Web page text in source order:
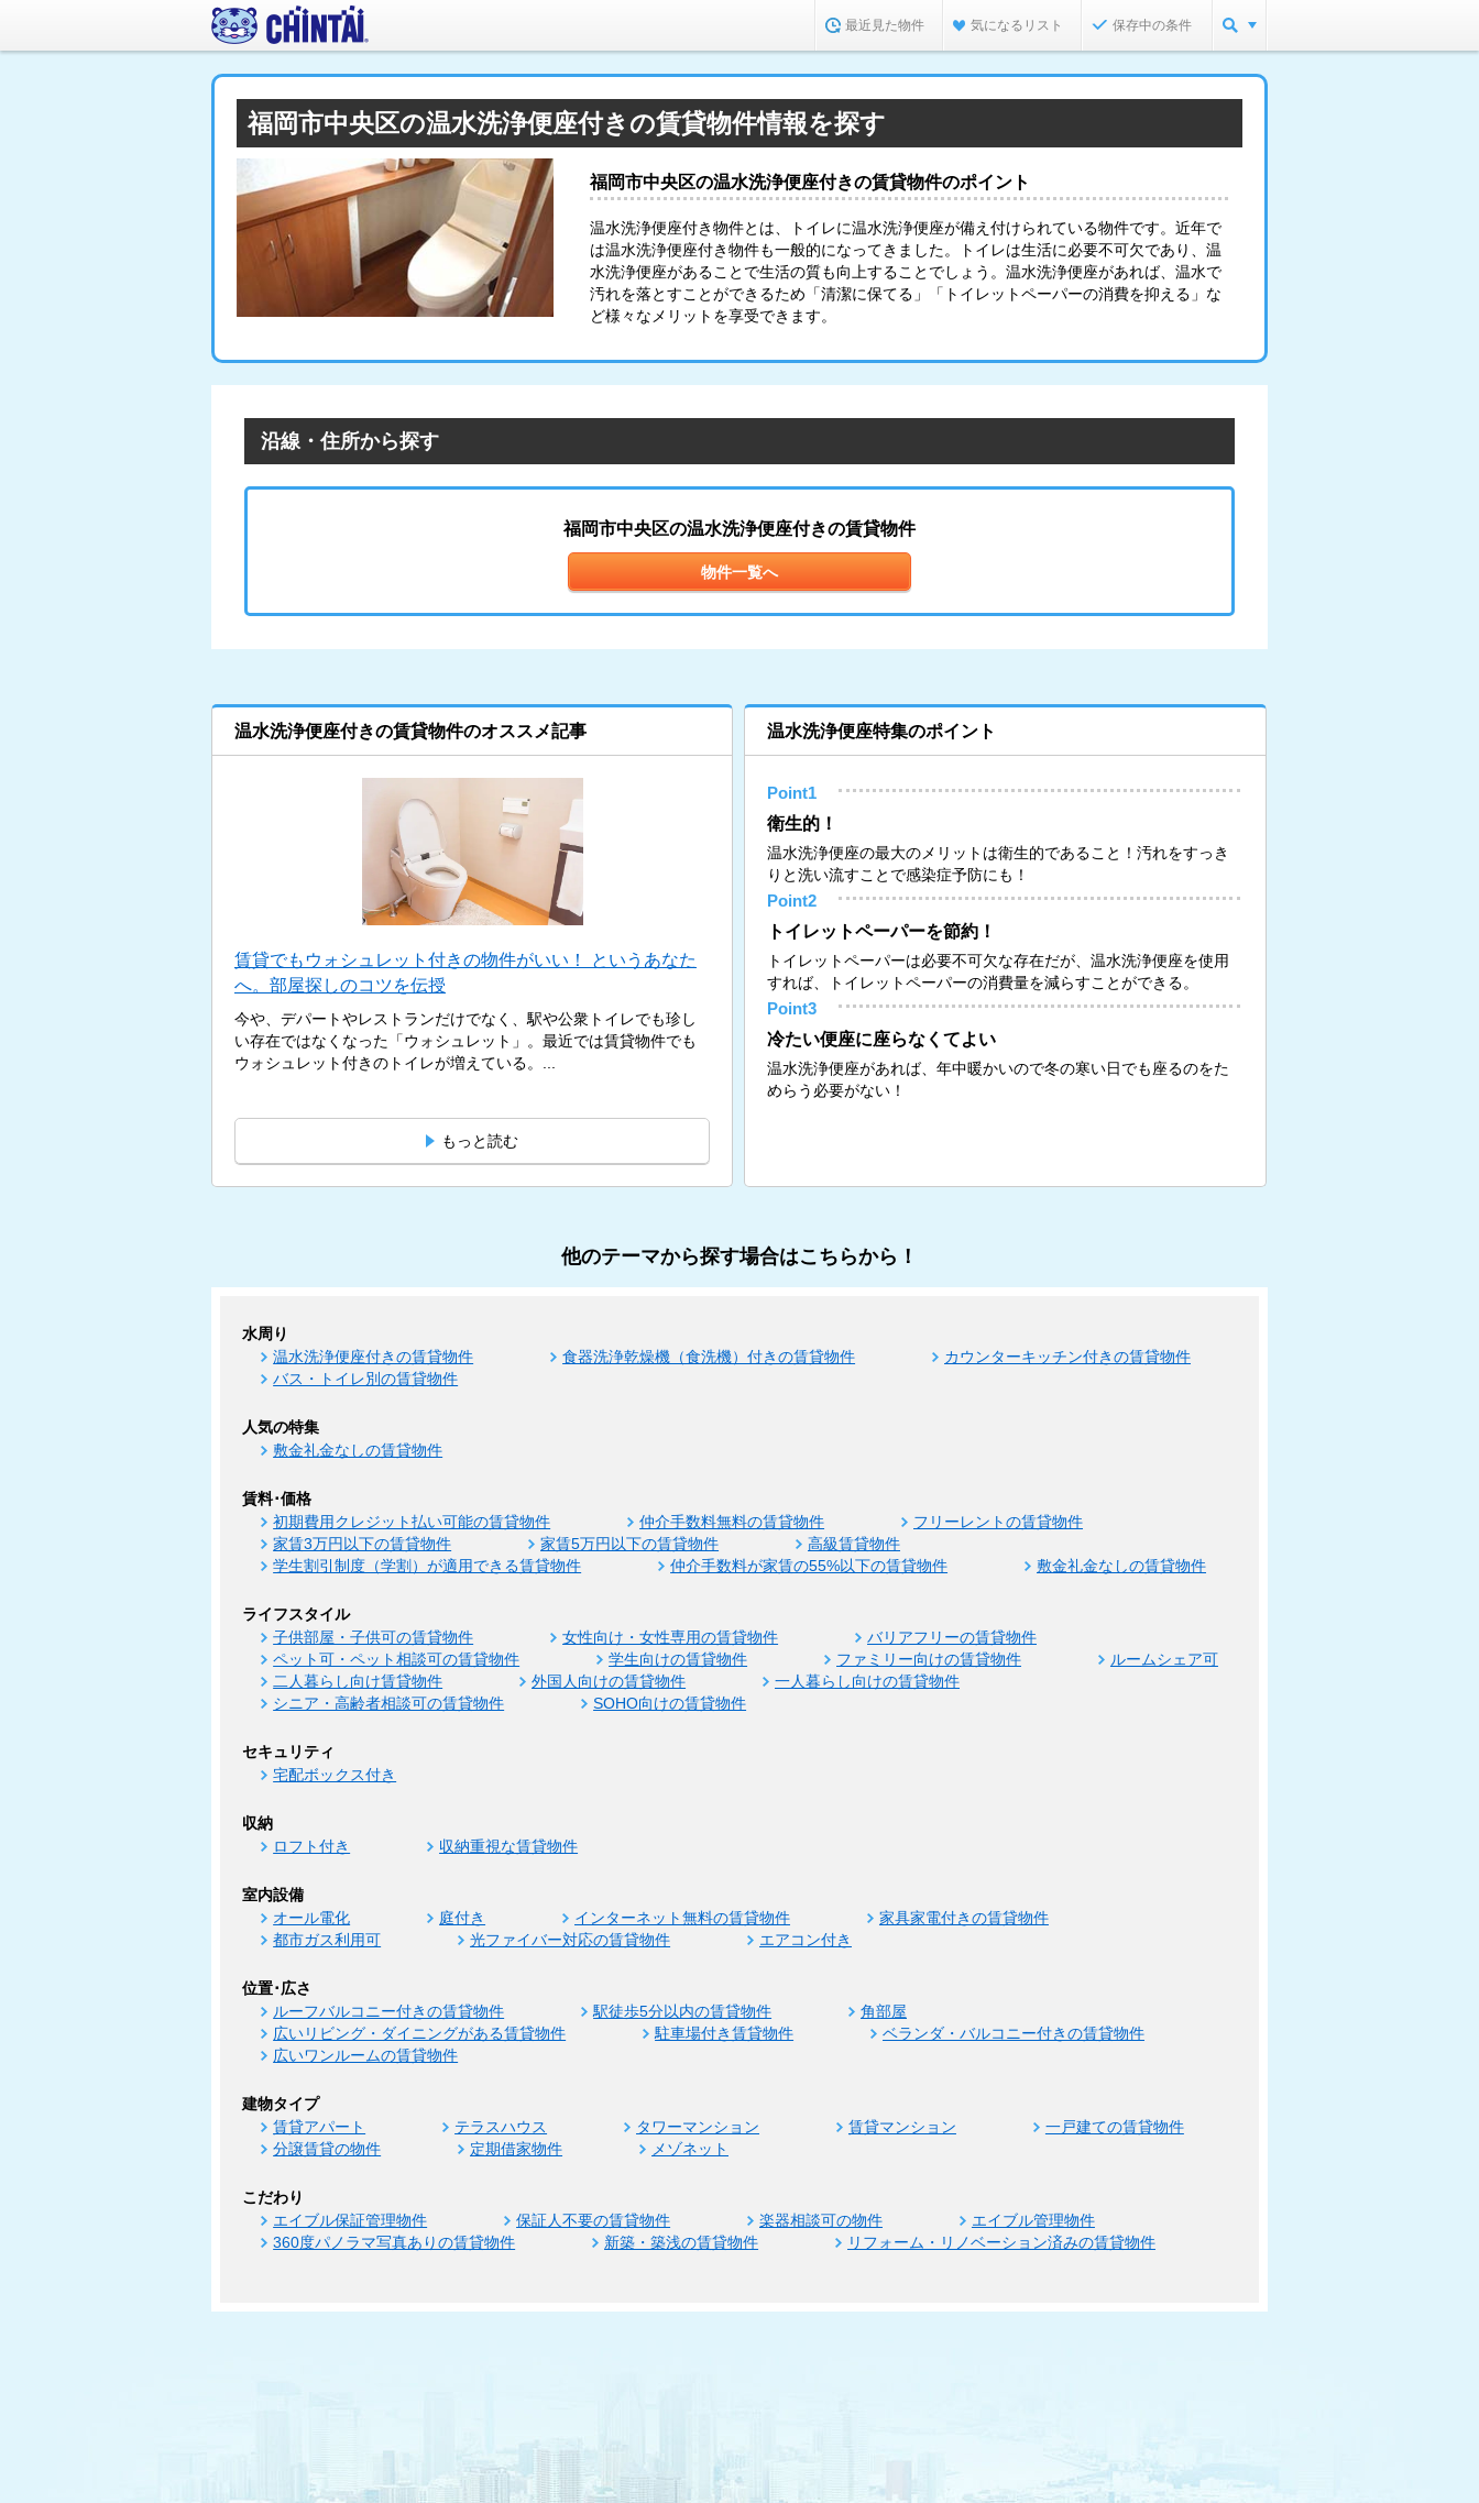
最近見た物件 気になるリスト 保存中の条件
福岡市中央区の温水洗浄便座付きの賃貸物件情報を探す
福岡市中央区の温水洗浄便座付きの賃貸物件のポイント
温水洗浄便座付き物件とは、トイレに温水洗浄便座が備え付けられている物件です。近年で
は温水洗浄便座付き物件も一般的になってきました。トイレは生活に必要不可欠であり、温
水洗浄便座があることで生活の質も向上することでしょう。温水洗浄便座があれば、温水で
汚れを落とすことができるため「清潔に保てる」「トイレットペーパーの消費を抑える」な
ど様々なメリットを享受できます。
沿線・住所から探す
福岡市中央区の温水洗浄便座付きの賃貸物件
物件一覧へ
温水洗浄便座付きの賃貸物件のオススメ記事
賃貸でもウォシュレット付きの物件がいい！ というあなた
へ。部屋探しのコツを伝授
今や、デパートやレストランだけでなく、駅や公衆トイレでも珍し
い存在ではなくなった「ウォシュレット」。最近では賃貸物件でも
ウォシュレット付きのトイレが増えている。...
もっと読む
温水洗浄便座特集のポイント
Point1
衛生的！
温水洗浄便座の最大のメリットは衛生的であること！汚れをすっき
りと洗い流すことで感染症予防にも！
Point2
トイレットペーパーを節約！
トイレットペーパーは必要不可欠な存在だが、温水洗浄便座を使用
すれば、トイレットペーパーの消費量を減らすことができる。
Point3
冷たい便座に座らなくてよい
温水洗浄便座があれば、年中暖かいので冬の寒い日でも座るのをた
めらう必要がない！
他のテーマから探す場合はこちらから！
水周り
温水洗浄便座付きの賃貸物件 食器洗浄乾燥機（食洗機）付きの賃貸物件
カウンターキッチン付きの賃貸物件
バス・トイレ別の賃貸物件
人気の特集
敷金礼金なしの賃貸物件
賃料･価格
初期費用クレジット払い可能の賃貸物件 仲介手数料無料の賃貸物件
フリーレントの賃貸物件
家賃3万円以下の賃貸物件
家賃5万円以下の賃貸物件
高級賃貸物件
学生割引制度（学割）が適用できる賃貸物件
仲介手数料が家賃の55%以下の賃貸物件 敷金礼金なしの賃貸物件
ライフスタイル
子供部屋・子供可の賃貸物件 女性向け・女性専用の賃貸物件
バリアフリーの賃貸物件
ペット可・ペット相談可の賃貸物件
学生向けの賃貸物件 ファミリー向けの賃貸物件
ルームシェア可
二人暮らし向け賃貸物件
外国人向けの賃貸物件
一人暮らし向けの賃貸物件
シニア・高齢者相談可の賃貸物件
SOHO向けの賃貸物件
セキュリティ
宅配ボックス付き
収納
ロフト付き 収納重視な賃貸物件
室内設備
オール電化 庭付き インターネット無料の賃貸物件
家具家電付きの賃貸物件
都市ガス利用可
光ファイバー対応の賃貸物件 エアコン付き
位置･広さ
ルーフバルコニー付きの賃貸物件 駅徒歩5分以内の賃貸物件
角部屋
広いリビング・ダイニングがある賃貸物件
駐車場付き賃貸物件
ベランダ・バルコニー付きの賃貸物件
広いワンルームの賃貸物件
建物タイプ
賃貸アパート テラスハウス タワーマンション 賃貸マンション
一戸建ての賃貸物件
分譲賃貸の物件
定期借家物件 メゾネット
こだわり
エイブル保証管理物件 保証人不要の賃貸物件 楽器相談可の物件
エイブル管理物件
360度パノラマ写真ありの賃貸物件
新築・築浅の賃貸物件 リフォーム・リノベーション済みの賃貸物件